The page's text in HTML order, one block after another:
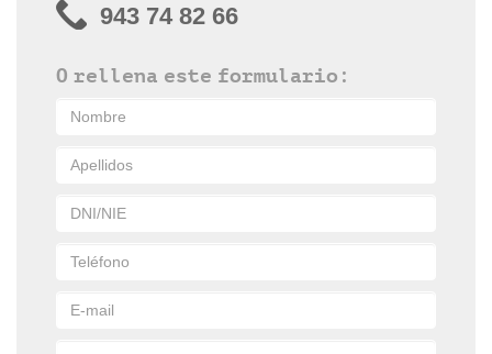
943 74 82 66
O rellena este formulario: